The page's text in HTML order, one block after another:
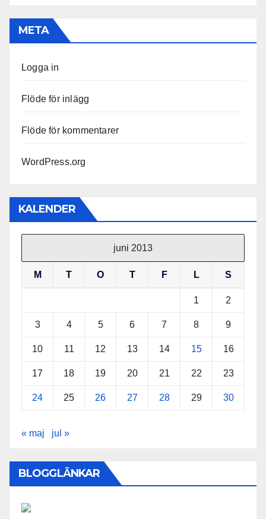
META
Logga in
Flöde för inlägg
Flöde för kommentarer
WordPress.org
KALENDER
juni 2013
M T O T F L S
1 2
3 4 5 6 7 8 9
10 11 12 13 14 15 16
17 18 19 20 21 22 23
24 25 26 27 28 29 30
« maj jul »
BLOGGLÄNKAR